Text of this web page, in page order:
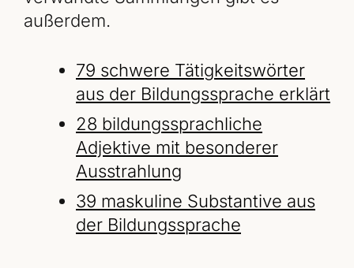
außerdem.
79 schwere Tätigkeitswörter
aus der Bildungssprache erklärt
28 bildungssprachliche
Adjektive mit besonderer
Ausstrahlung
39 maskuline Substantive aus
der Bildungssprache